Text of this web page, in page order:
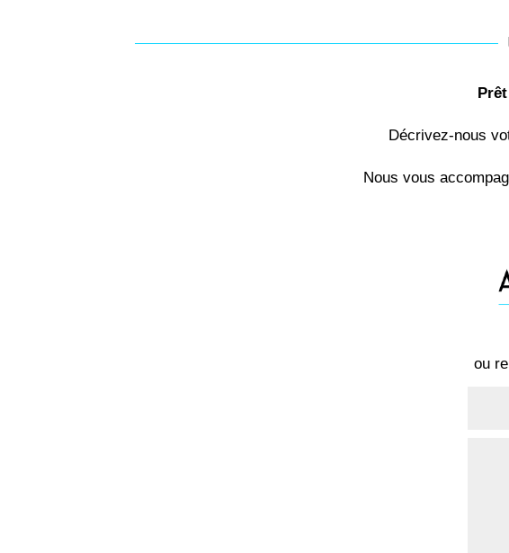
Décrivez-nous
Nous vous
ou